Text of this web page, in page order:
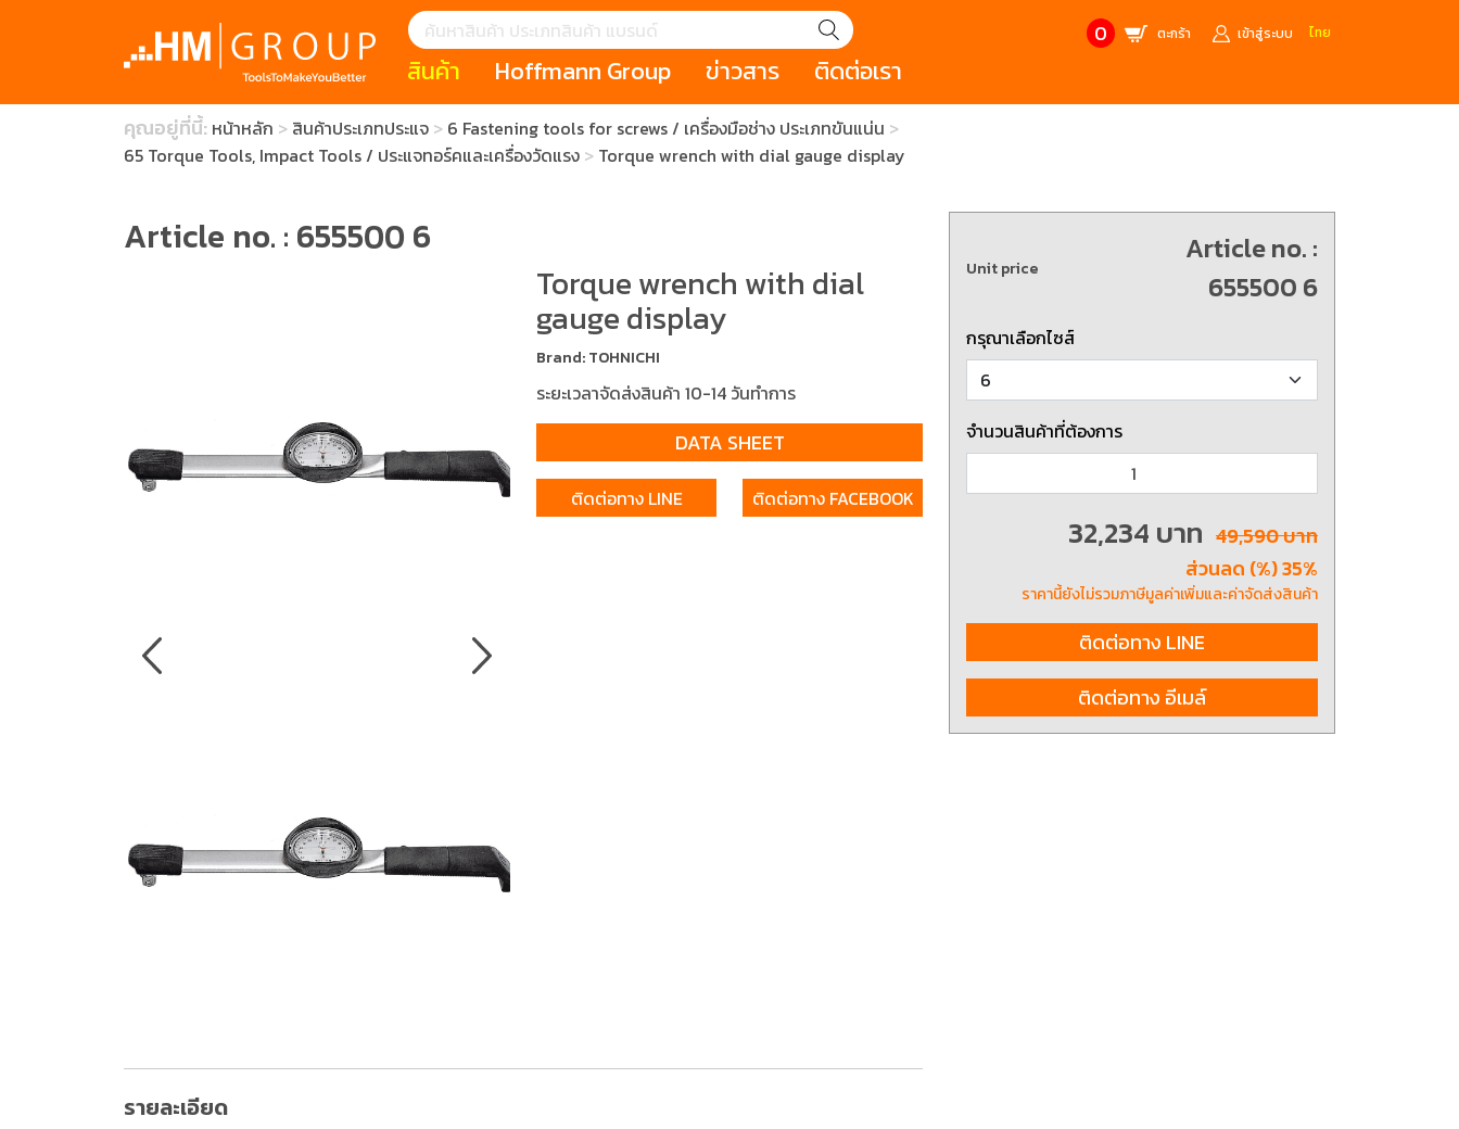
0 ตะกร้า เข้าสู่ระบบ ไทย
สินค้า
แนะนำ
clearance sale Cromwell MAKITA
มีดคัตเตอร์นิรภัย (safety cutter)
สินค้าลดราคาพิเศษ
สินค้าแนะนำประเภทไขควง เครื่องมือขัดและตกแต่งผิววัสดุ
(Non-sparking tools)
Mechanic Tools)
เครื่องมือสำหรับช่างไฟฟ้า
(Electrician Tool)
1 Mono machining / เครื่องมือใช้
งานกับเครื่องจักรและเครื่องCNC
2 Modular machining / ชุด
เครื่องมือใช้งานกับเครื่องจักรและ
เครื่องCNC
3 Clamping technology /
อุปกรณ์จับยึด
4 Metrology / เครื่องมือวัด
tools / เครื่องมือช่าง ประเภทจับ
8 Hand and Assembly Tools /
เครื่องมือช่างสำหรับงานประกอบ
9 Workstations and Storage /
โต๊ะและตู้เก็บเครื่องมือ
Hoffmann Group
HOFFMANN GROUP STORY HOLEX GARANT
ข่าวสาร
บทความ เหตุการณ์ Salespage
Hoffmann Cromwell
ติดต่อเรา
คุณอยู่ที่นี้: หน้าหลัก สินค้าประเภทประแจ
6 Fastening tools for screws / เครื่องมือช่าง ประเภทขันแน่น
65 Torque Tools, Impact Tools / ประแจทอร์คและเครื่องวัดแรง
Torque wrench with dial gauge display
Article no. : 655500 6
Torque wrench with dial
gauge display
Brand: TOHNICHI
ระยะเวลาจัดส่งสินค้า 10-14 วันทำการ
DATA SHEET
ติดต่อทาง LINE ติดต่อทาง FACEBOOK
รายละเอียด
Unit price
Article no. :
655500 6
กรุณาเลือกไซส์
จำนวนสินค้าที่ต้องการ
32,234 บาท 49,590 บาท
ส่วนลด (%) 35%
ราคานี้ยังไม่รวมภาษีมูลค่าเพิ่มและค่าจัดส่งสินค้า
ติดต่อทาง LINE
ติดต่อทาง อีเมล์